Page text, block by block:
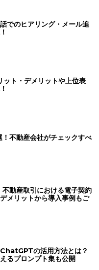
でのヒアリング・メール追
ット・デメリットや上位表
不動産会社がチェックすべ
動産取引における電子契約
メリットから導入事例もご
の活用方法とは？
るプロンプト集も公開